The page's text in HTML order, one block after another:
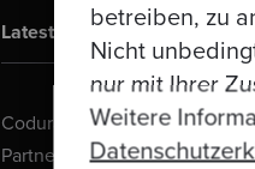
betreiben, zu
Nicht
nur mit Ihrer
Weitere
Latest Blogs
Codurance Joins Anthropic’s
Partner Network